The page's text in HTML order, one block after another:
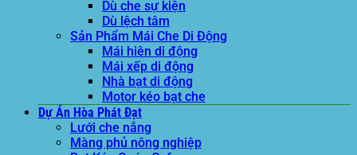
Dù che sự kiện
Dù lệch tâm
Sản Phẩm Mái Che Di Động
Mái hiên di động
Mái xếp di động
Nhà bạt di động
Motor kéo bạt che
Dự Án Hòa Phát Đạt
Lưới che nắng
Màng phủ nông nghiệp